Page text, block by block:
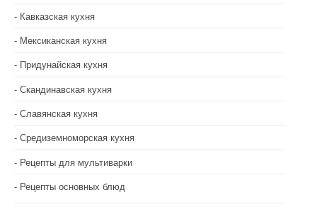
Кавказская кухня
Мексиканская кухня
Придунайская кухня
Скандинавская кухня
Славянская кухня
Средиземноморская кухня
Рецепты для мультиварки
Рецепты основных блюд